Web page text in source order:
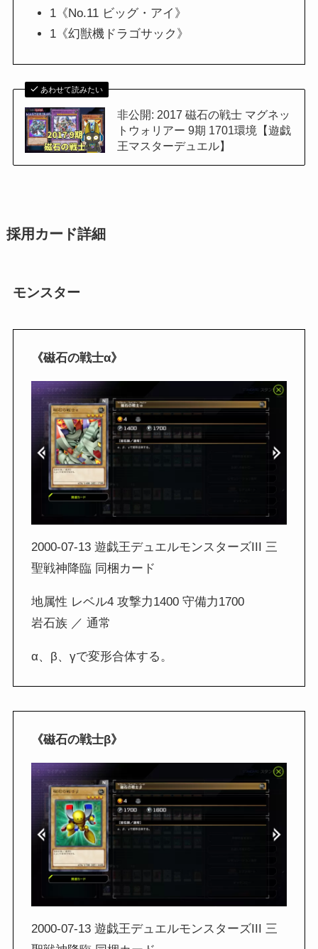
1《No.11 ビッグ・アイ》
1《幻獣機ドラゴサック》
あわせて読みたい
非公開: 2017 磁石の戦士 マグネッ
トウォリアー 9期 1701環境【遊戯
王マスターデュエル】
採用カード詳細
モンスター
《磁石の戦士α》
2000-07-13 遊戯王デュエルモンスターズIII 三
聖戦神降臨 同梱カード
地属性 レベル4 攻撃力1400 守備力1700
岩石族 ／ 通常
α、β、γで変形合体する。
《磁石の戦士β》
2000-07-13 遊戯王デュエルモンスターズIII 三